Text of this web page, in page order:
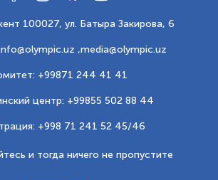
100027, ул. Батыра Закирова, 6
,media@olympic.uz
+99871 244 41 41
центр: +99855 502 88 44
+998 71 241 52 45/46
и тогда ничего не пропустите